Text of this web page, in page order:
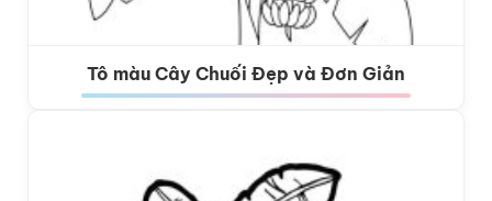
Tô màu Cây Chuối Đẹp và Đơn Giản